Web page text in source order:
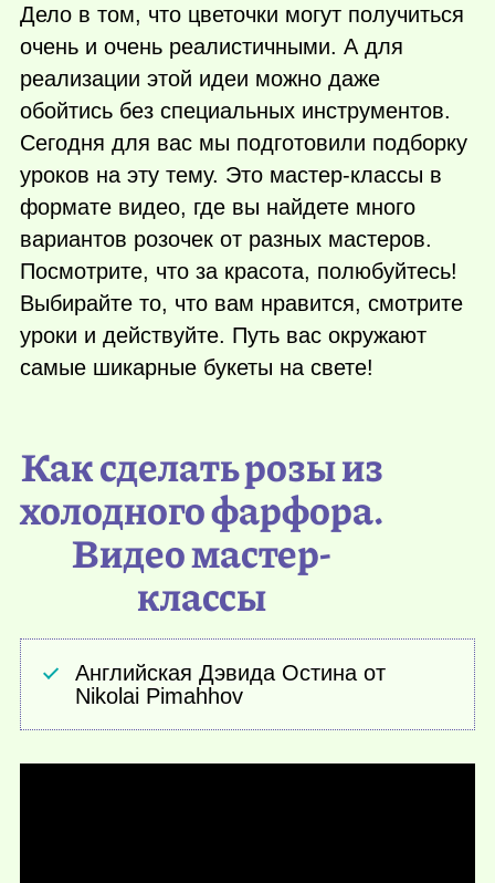
Дело в том, что цветочки могут получиться
очень и очень реалистичными. А для
реализации этой идеи можно даже
обойтись без специальных инструментов.
Сегодня для вас мы подготовили подборку
уроков на эту тему. Это мастер-классы в
формате видео, где вы найдете много
вариантов розочек от разных мастеров.
Посмотрите, что за красота, полюбуйтесь!
Выбирайте то, что вам нравится, смотрите
уроки и действуйте. Путь вас окружают
самые шикарные букеты на свете!
Как сделать розы из
холодного фарфора.
Видео мастер-
классы
Английская Дэвида Остина от
Nikolai Pimahhov